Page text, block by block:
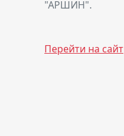
"АРШИН".
Перейти на сайт